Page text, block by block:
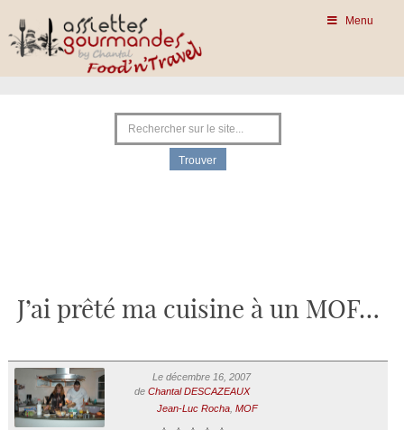
Menu
J’ai prêté ma cuisine à un MOF…
Le décembre 16, 2007
de Chantal DESCAZEAUX
Jean-Luc Rocha, MOF